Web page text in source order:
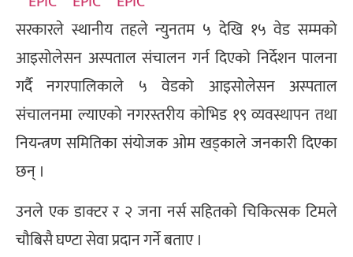
सरकारले स्थानीय तहले न्युनतम ५ देखि १५ वेड सम्मको
आइसोलेसन अस्पताल संचालन गर्न दिएको निर्देशन पालना
गर्दै नगरपालिकाले ५ वेडको आइसोलेसन अस्पताल
संचालनमा ल्याएको नगरस्तरीय कोभिड १९ व्यवस्थापन तथा
नियन्त्रण समितिका संयोजक ओम खड्काले जनकारी दिएका
छन् ।
उनले एक डाक्टर र २ जना नर्स सहितको चिकित्सक टिमले
चौबिसै घण्टा सेवा प्रदान गर्ने बताए ।